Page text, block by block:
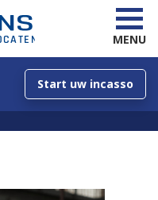
MENU
Start uw incasso